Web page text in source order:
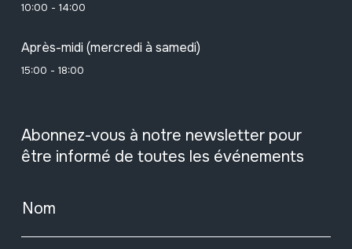
10:00 - 14:00
Après-midi (mercredi à samedi)
15:00 - 18:00
Abonnez-vous à notre newsletter pour
être informé de toutes les événements
Nom